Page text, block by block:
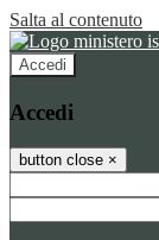
Salta al contenuto
Accedi
Accedi
button close ×